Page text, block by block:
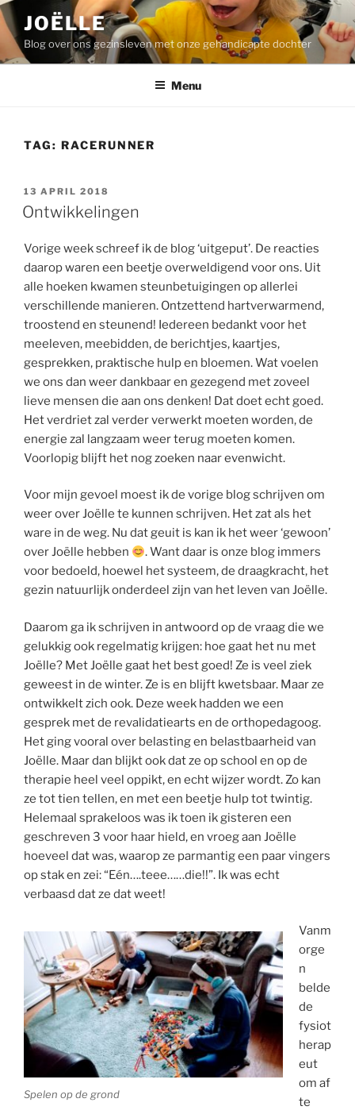
Ga
naar
inhoud
JOËLLE
Blog over ons gezinsleven met onze gehandicapte dochter
Menu
TAG: RACERUNNER
GEPLAATST
OP
13 APRIL 2018
Ontwikkelingen
Vorige week schreef ik de blog ‘uitgeput’. De reacties
daarop waren een beetje overweldigend voor ons. Uit
alle hoeken kwamen steunbetuigingen op allerlei
verschillende manieren. Ontzettend hartverwarmend,
troostend en steunend! Iedereen bedankt voor het
meeleven, meebidden, de berichtjes, kaartjes,
gesprekken, praktische hulp en bloemen. Wat voelen
we ons dan weer dankbaar en gezegend met zoveel
lieve mensen die aan ons denken! Dat doet echt goed.
Het verdriet zal verder verwerkt moeten worden, de
energie zal langzaam weer terug moeten komen.
Voorlopig blijft het nog zoeken naar evenwicht.
Voor mijn gevoel moest ik de vorige blog schrijven om
weer over Joëlle te kunnen schrijven. Het zat als het
ware in de weg. Nu dat geuit is kan ik het weer ‘gewoon’
over Joëlle hebben
. Want daar is onze blog immers
voor bedoeld, hoewel het systeem, de draagkracht, het
gezin natuurlijk onderdeel zijn van het leven van Joëlle.
Daarom ga ik schrijven in antwoord op de vraag die we
gelukkig ook regelmatig krijgen: hoe gaat het nu met
Joëlle? Met Joëlle gaat het best goed! Ze is veel ziek
geweest in de winter. Ze is en blijft kwetsbaar. Maar ze
ontwikkelt zich ook. Deze week hadden we een
gesprek met de revalidatiearts en de orthopedagoog.
Het ging vooral over belasting en belastbaarheid van
Joëlle. Maar dan blijkt ook dat ze op school en op de
therapie heel veel oppikt, en echt wijzer wordt. Zo kan
ze tot tien tellen, en met een beetje hulp tot twintig.
Helemaal sprakeloos was ik toen ik gisteren een
geschreven 3 voor haar hield, en vroeg aan Joëlle
hoeveel dat was, waarop ze parmantig een paar vingers
op stak en zei: “Eén….teee……die!!”. Ik was echt
verbaasd dat ze dat weet!
Spelen op de grond
Vanm
orge
n
belde
de
fysiot
herap
eut
om af
te